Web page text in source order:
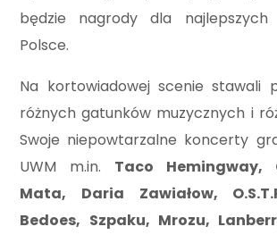
będzie nagrody dla najlepszych
Polsce.
Na kortowiadowej scenie stawali
różnych gatunków muzycznych i
Swoje niepowtarzalne koncerty
UWM m.in. Taco Hemingway,
Mata, Daria Zawiałow,
Bedoes, Szpaku, Mrozu,